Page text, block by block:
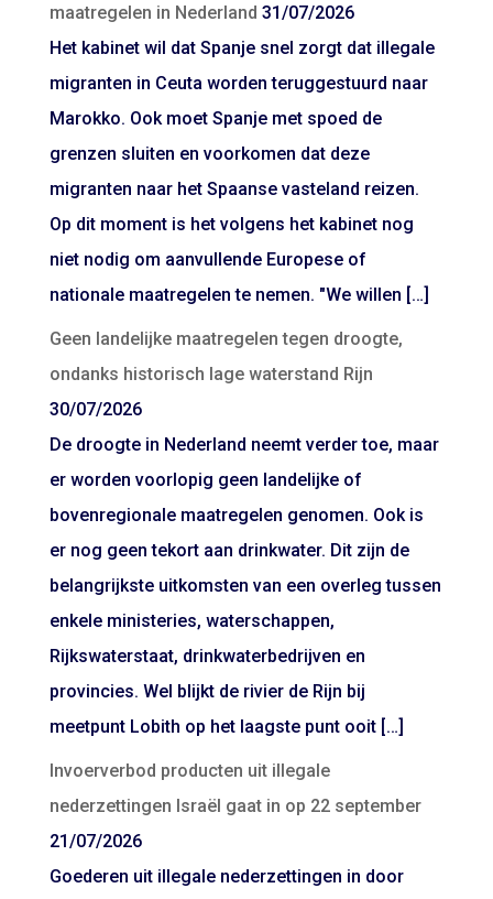
maatregelen in Nederland 31/07/2026
Het kabinet wil dat Spanje snel zorgt dat illegale
migranten in Ceuta worden teruggestuurd naar
Marokko. Ook moet Spanje met spoed de
grenzen sluiten en voorkomen dat deze
migranten naar het Spaanse vasteland reizen.
Op dit moment is het volgens het kabinet nog
niet nodig om aanvullende Europese of
nationale maatregelen te nemen. "We willen […]
Geen landelijke maatregelen tegen droogte,
ondanks historisch lage waterstand Rijn
30/07/2026
De droogte in Nederland neemt verder toe, maar
er worden voorlopig geen landelijke of
bovenregionale maatregelen genomen. Ook is
er nog geen tekort aan drinkwater. Dit zijn de
belangrijkste uitkomsten van een overleg tussen
enkele ministeries, waterschappen,
Rijkswaterstaat, drinkwaterbedrijven en
provincies. Wel blijkt de rivier de Rijn bij
meetpunt Lobith op het laagste punt ooit […]
Invoerverbod producten uit illegale
nederzettingen Israël gaat in op 22 september
21/07/2026
Goederen uit illegale nederzettingen in door